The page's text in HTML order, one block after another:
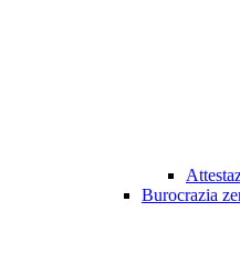
Burocrazia